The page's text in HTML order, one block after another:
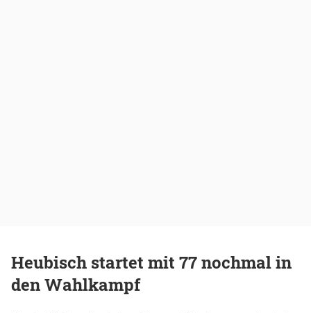
Heubisch startet mit 77 nochmal in
den Wahlkampf